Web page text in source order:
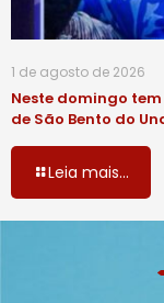
1 de agosto de 2026
Neste domingo
de São Bento do
Leia mais...